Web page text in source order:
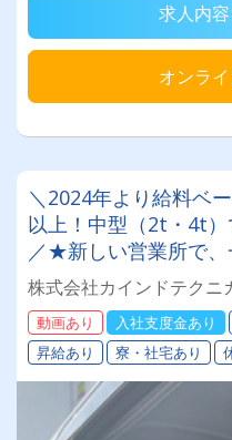
求人内
オンラ
＼2024年より給料ベ
以上！中型（2t・4t）
／★新しい営業所で、
りませんか？【2024
を達成しました！！★
株式会社カインドテクニ
動画あり 入社支度金あり
昇給あり
寮・社宅あり